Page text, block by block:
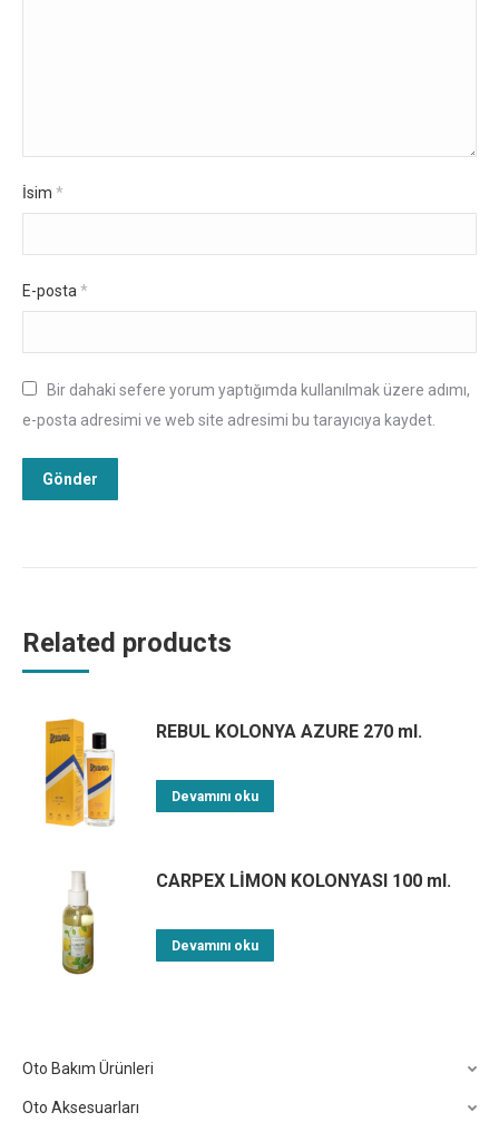
İsim *
E-posta *
Bir dahaki sefere yorum yaptığımda kullanılmak üzere adımı,
e-posta adresimi ve web site adresimi bu tarayıcıya kaydet.
Related products
REBUL KOLONYA AZURE 270 ml.
Devamını oku
CARPEX LİMON KOLONYASI 100 ml.
Devamını oku
Oto Bakım Ürünleri
Oto Aksesuarları